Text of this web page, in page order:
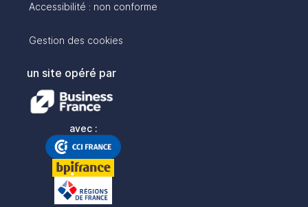
Accessibilité : non conforme
Gestion des cookies
un site opéré par
avec :